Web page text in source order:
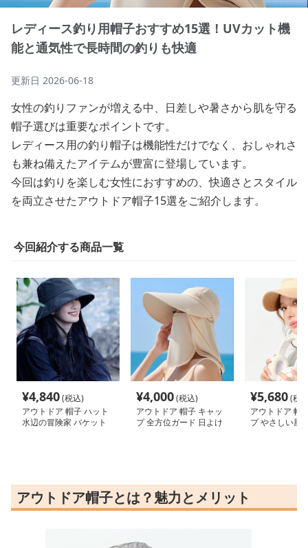
レディース釣り用帽子おすすめ15選！UVカット機
能と通気性で長時間の釣りも快適
更新日 2026-06-18
女性の釣りファンが増える中、日差しや暑さから肌を守る
帽子選びは重要なポイントです。
レディース用の釣り帽子は機能性だけでなく、おしゃれさ
も兼ね備えたアイテムが豊富に登場しています。
今回は釣りを楽しむ女性におすすめの、快適さとスタイル
を両立させたアウトドア帽子15選をご紹介します。
今回紹介する商品一覧
¥4,840(税込)
アウトドア 帽子 ハット
水辺の冒険家 バケット
¥4,000(税込)
アウトドア 帽子 キャッ
プ 全方位ガード 日よけ
¥5,680(税
アウトドア 帽
プ やさしい風
アウトドア帽子とは？魅力とメリット